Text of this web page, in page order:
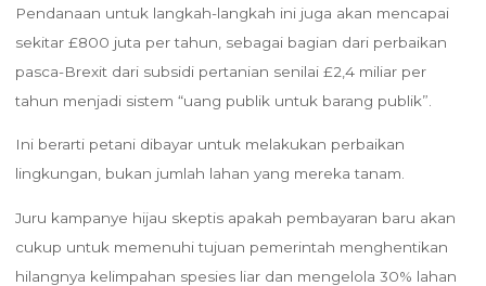
Pendanaan untuk langkah-langkah ini juga akan mencapai
sekitar £800 juta per tahun, sebagai bagian dari perbaikan
pasca-Brexit dari subsidi pertanian senilai £2,4 miliar per
tahun menjadi sistem “uang publik untuk barang publik”.
Ini berarti petani dibayar untuk melakukan perbaikan
lingkungan, bukan jumlah lahan yang mereka tanam.
Juru kampanye hijau skeptis apakah pembayaran baru akan
cukup untuk memenuhi tujuan pemerintah menghentikan
hilangnya kelimpahan spesies liar dan mengelola 30% lahan